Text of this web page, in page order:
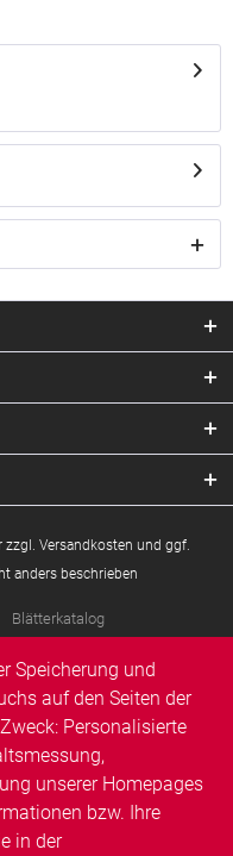
zzgl. Versandkosten und ggf.
anders beschrieben
Blätterkatalog
Speicherung und
auf den Seiten der
Personalisierte
unserer Homepages
bzw. Ihre
in der